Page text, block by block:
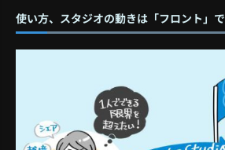
使い方、スタジオの動きは「フロント」で